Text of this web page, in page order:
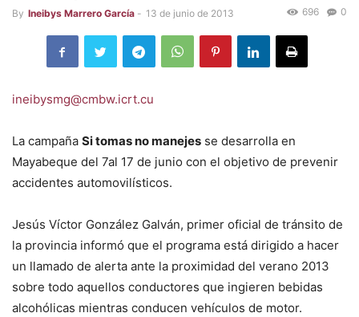
By Ineibys Marrero García - 13 de junio de 2013 0
696
ineibysmg@cmbw.icrt.cu
La campaña Si tomas no manejes se desarrolla en
Mayabeque del 7al 17 de junio con el objetivo de prevenir
accidentes automovilísticos.
Jesús Víctor González Galván, primer oficial de tránsito de
la provincia informó que el programa está dirigido a hacer
un llamado de alerta ante la proximidad del verano 2013
sobre todo aquellos conductores que ingieren bebidas
alcohólicas mientras conducen vehículos de motor.